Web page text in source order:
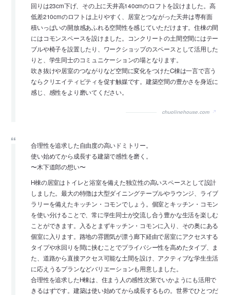
回りは23cm下げ、その上に天井高140cmのロフトを設けました。高
低差210cmのロフトは上りやすく、居室とつながった天井は専有面
積いっぱいの開放感あふれる空間性を感じていただけます。住棟の間
にはコモンスペースを設けました。コンクリートの土間空間にはテー
ブルや椅子を設置したり、ワークショップのスペースとして活用した
りと、学生同士のコミュニケーションの場となります。
吹き抜けや居室のつながりなど空間に変化をつけたC棟は一言で言う
ならクリエイティビティを促す触媒です。建築空間の豊かさを身近に
感じ、感性をより磨いてください。
chuolinehouse.com
合理性を追求した自由度の高いドミトリー。
使い始めてから成長する建築で感性を磨く。
〜木下道郎の想い〜
H棟の居室はトイレと浴室を備えた独立性の高いスペースとして設計
しました。最大の特徴は大型ダイニングテーブルやラウンジ、ライブ
ラリーを備えたキッチン・コモンでしょう。個室とキッチン・コモン
を使い分けることで、常に学生同士が交流し合う豊かな生活を楽しむ
ことができます。入るとまずキッチン・コモンに入り、その奥にある
個室に入ります。路地の雰囲気が漂う廊下経由で居室にアクセスする
タイプや水回りを間に挟むことでプライバシー性を高めたタイプ、ま
た、道路から直接アクセス可能な土間を設け、アクティブな学生生活
に応えうるプランなどバリエーションも用意しました。
合理性を追求したH棟は、住まう人の感性次第でいかようにも活用で
きるはずです。建築は使い始めてから成長するもの。世界でひとつだ